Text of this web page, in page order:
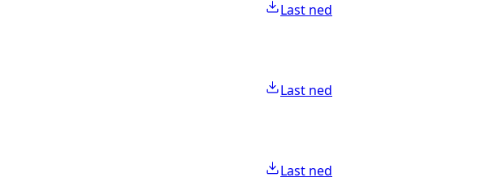
Last ned
Last ned
Last ned